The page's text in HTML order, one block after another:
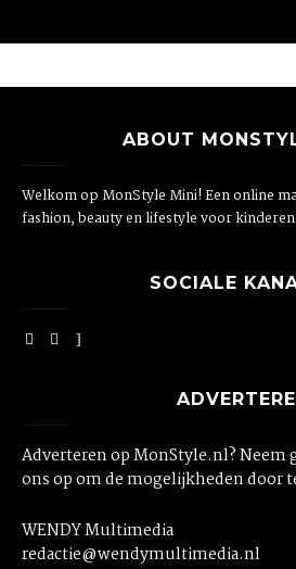
ABOUT
Welkom op MonStyle Mini! Een online
fashion, beauty en lifestyle voor kinderen.
SOCIALE
Adverteren op MonStyle.nl? Neem
ons op om de mogelijkheden door
WENDY Multimedia
redactie@wendymultimedia.nl